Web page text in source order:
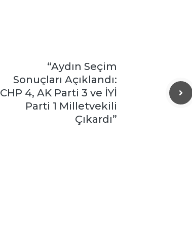
“Aydın Seçim
Sonuçları Açıklandı:
CHP 4, AK Parti 3 ve İYİ
Parti 1 Milletvekili
Çıkardı”